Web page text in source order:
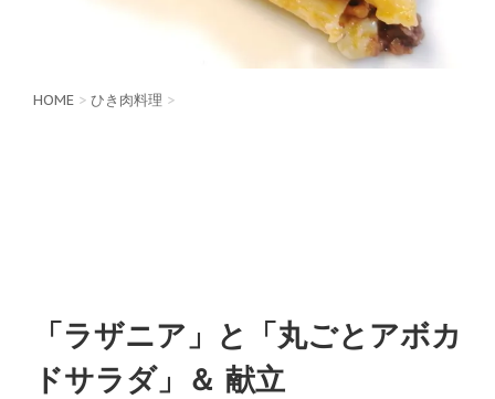
HOME > ひき肉料理 >
「ラザニア」と「丸ごとアボカ
ドサラダ」＆ 献立